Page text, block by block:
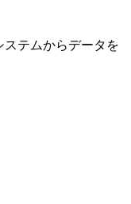
ステムからデータを